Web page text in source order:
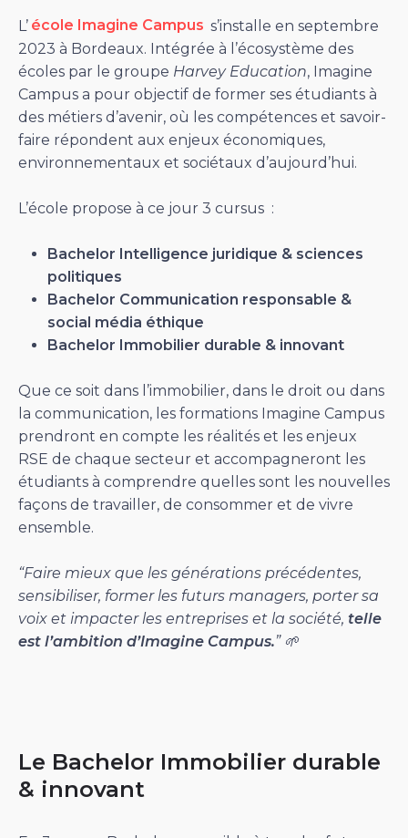
L’ école Imagine Campus s’installe en septembre
2023 à Bordeaux. Intégrée à l’écosystème des
écoles par le groupe Harvey Education, Imagine
Campus a pour objectif de former ses étudiants à
des métiers d’avenir, où les compétences et savoir-
faire répondent aux enjeux économiques,
environnementaux et sociétaux d’aujourd’hui.
L’école propose à ce jour 3 cursus :
Bachelor Intelligence juridique & sciences
politiques
Bachelor Communication responsable &
social média éthique
Bachelor Immobilier durable & innovant
Que ce soit dans l’immobilier, dans le droit ou dans
la communication, les formations Imagine Campus
prendront en compte les réalités et les enjeux
RSE de chaque secteur et accompagneront les
étudiants à comprendre quelles sont les nouvelles
façons de travailler, de consommer et de vivre
ensemble.
“Faire mieux que les générations précédentes,
sensibiliser, former les futurs managers, porter sa
voix et impacter les entreprises et la société, telle
est l’ambition d’Imagine Campus.” 🌱
Le Bachelor Immobilier durable
& innovant